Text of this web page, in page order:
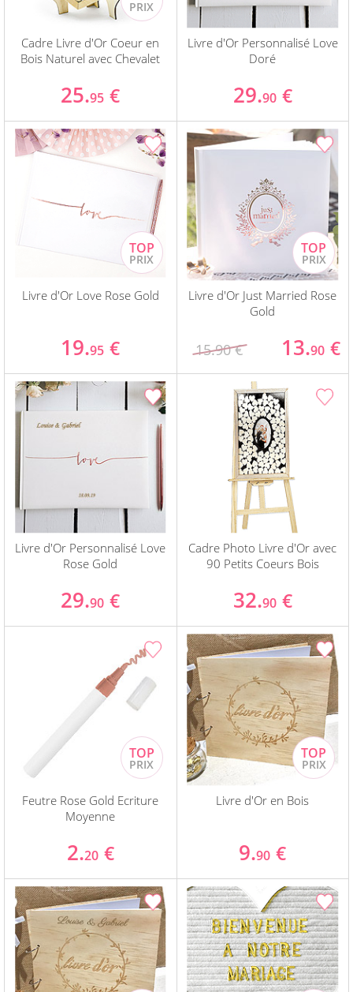
Cadre Livre d'Or Coeur en
Bois Naturel avec Chevalet
25.95 €
Livre d'Or Personnalisé Love
Doré
29.90 €
Livre d'Or Love Rose Gold
19.95 €
Livre d'Or Just Married Rose
Gold
15.90 € 13.90 €
Livre d'Or Personnalisé Love
Rose Gold
29.90 €
Cadre Photo Livre d'Or avec
90 Petits Coeurs Bois
32.90 €
Feutre Rose Gold Ecriture
Moyenne
2.20 €
Livre d'Or en Bois
9.90 €